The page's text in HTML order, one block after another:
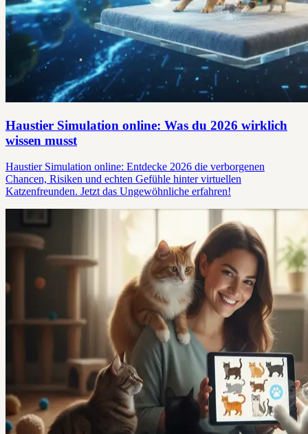
Haustier Simulation online: Was du 2026 wirklich
wissen musst
Haustier Simulation online: Entdecke 2026 die verborgenen
Chancen, Risiken und echten Gefühle hinter virtuellen
Katzenfreunden. Jetzt das Ungewöhnliche erfahren!